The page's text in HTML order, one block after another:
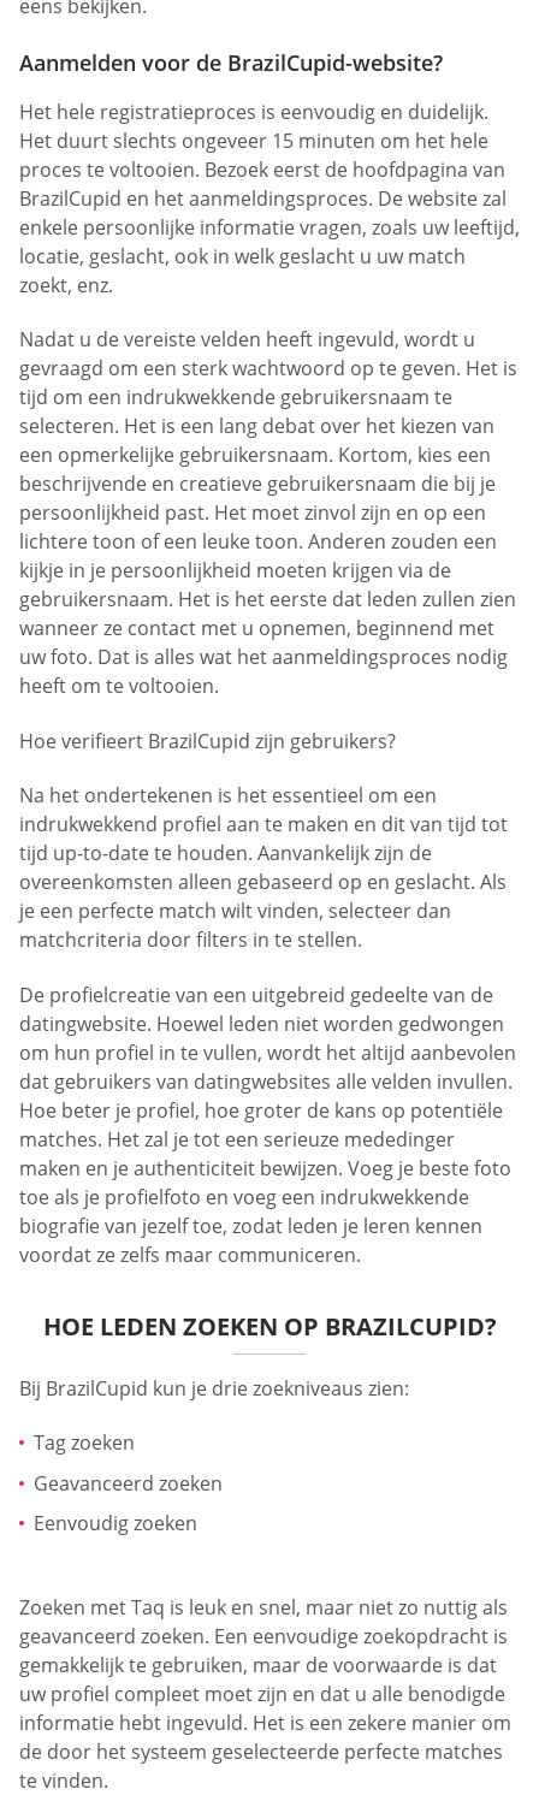
eens bekijken.
Aanmelden voor de BrazilCupid-website?
Het hele registratieproces is eenvoudig en duidelijk.
Het duurt slechts ongeveer 15 minuten om het hele
proces te voltooien. Bezoek eerst de hoofdpagina van
BrazilCupid en het aanmeldingsproces. De website zal
enkele persoonlijke informatie vragen, zoals uw leeftijd,
locatie, geslacht, ook in welk geslacht u uw match
zoekt, enz.
Nadat u de vereiste velden heeft ingevuld, wordt u
gevraagd om een sterk wachtwoord op te geven. Het is
tijd om een indrukwekkende gebruikersnaam te
selecteren. Het is een lang debat over het kiezen van
een opmerkelijke gebruikersnaam. Kortom, kies een
beschrijvende en creatieve gebruikersnaam die bij je
persoonlijkheid past. Het moet zinvol zijn en op een
lichtere toon of een leuke toon. Anderen zouden een
kijkje in je persoonlijkheid moeten krijgen via de
gebruikersnaam. Het is het eerste dat leden zullen zien
wanneer ze contact met u opnemen, beginnend met
uw foto. Dat is alles wat het aanmeldingsproces nodig
heeft om te voltooien.
Hoe verifieert BrazilCupid zijn gebruikers?
Na het ondertekenen is het essentieel om een
indrukwekkend profiel aan te maken en dit van tijd tot
tijd up-to-date te houden. Aanvankelijk zijn de
overeenkomsten alleen gebaseerd op en geslacht. Als
je een perfecte match wilt vinden, selecteer dan
matchcriteria door filters in te stellen.
De profielcreatie van een uitgebreid gedeelte van de
datingwebsite. Hoewel leden niet worden gedwongen
om hun profiel in te vullen, wordt het altijd aanbevolen
dat gebruikers van datingwebsites alle velden invullen.
Hoe beter je profiel, hoe groter de kans op potentiële
matches. Het zal je tot een serieuze mededinger
maken en je authenticiteit bewijzen. Voeg je beste foto
toe als je profielfoto en voeg een indrukwekkende
biografie van jezelf toe, zodat leden je leren kennen
voordat ze zelfs maar communiceren.
HOE LEDEN ZOEKEN OP BRAZILCUPID?
Bij BrazilCupid kun je drie zoekniveaus zien:
Tag zoeken
Geavanceerd zoeken
Eenvoudig zoeken
Zoeken met Taq is leuk en snel, maar niet zo nuttig als
geavanceerd zoeken. Een eenvoudige zoekopdracht is
gemakkelijk te gebruiken, maar de voorwaarde is dat
uw profiel compleet moet zijn en dat u alle benodigde
informatie hebt ingevuld. Het is een zekere manier om
de door het systeem geselecteerde perfecte matches
te vinden.